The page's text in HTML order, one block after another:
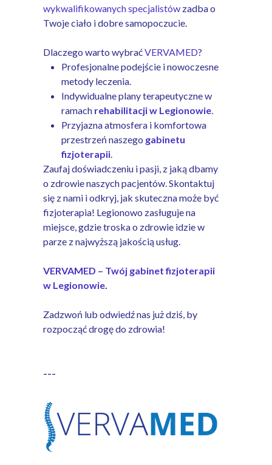
wykwalifikowanych specjalistów zadba o
Twoje ciało i dobre samopoczucie.
Dlaczego warto wybraćVERVAMED?
Profesjonalne podejście i nowoczesne
metody leczenia.
Indywidualne plany terapeutyczne w
ramach rehabilitacji w Legionowie.
Przyjazna atmosfera i komfortowa
przestrzeń naszego gabinetu
fizjoterapii.
Zaufaj doświadczeniu i pasji, z jaką dbamy
o zdrowie naszych pacjentów. Skontaktuj
się z nami i odkryj, jak skuteczna może być
fizjoterapia! Legionowo zasługuje na
miejsce, gdzie troska o zdrowie idzie w
parze z najwyższą jakością usług.
VERVAMED – Twój gabinet fizjoterapii
w Legionowie.
Zadzwoń lub odwiedź nas już dziś, by
rozpocząć drogę do zdrowia!
---